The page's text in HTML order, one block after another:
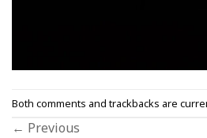
Both comments and trackbacks are
← Previous